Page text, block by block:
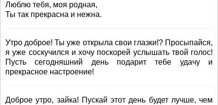
Люблю тебя, моя родная,
Ты так прекрасна и нежна.
Утро доброе! Ты уже открыла свои глазки!? Просыпайся,
я уже соскучился и хочу поскорей услышать твой голос!
Пусть сегодняшний день подарит тебе удачу и
прекрасное настроение!
Доброе утро, зайка! Пускай этот день будет лучше, чем